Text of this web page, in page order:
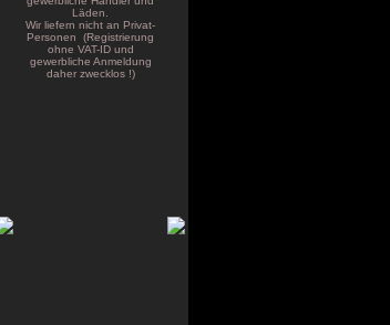
Läden.
Wir liefern nicht an Privat-
Personen (Registrierung
ohne VAT-ID und
gewerbliche Anmeldung
daher zwecklos !)